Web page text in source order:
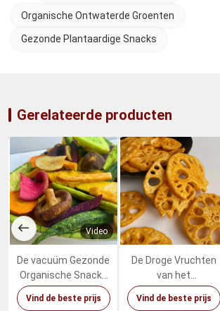
Organische Ontwaterde Groenten
Gezonde Plantaardige Snacks
Gerelateerde producten
Video
De vacuüm Gezonde
Organische Snacks
van Fried Dried
Fruits Vegetables
Vind de beste prijs
De Droge Vruchten
van het
rivierkreeftenaroma
Groenten Kruidige
Vind de beste prijs